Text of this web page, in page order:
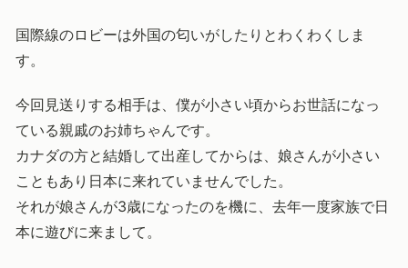
国際線のロビーは外国の匂いがしたりとわくわくしま
す。
今回見送りする相手は、僕が小さい頃からお世話になっ
ている親戚のお姉ちゃんです。
カナダの方と結婚して出産してからは、娘さんが小さい
こともあり日本に来れていませんでした。
それが娘さんが3歳になったのを機に、去年一度家族で日
本に遊びに来まして。